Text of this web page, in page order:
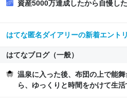
資産5000万達成したから自慢し
はてな匿名ダイアリーの新着エント
はてなブログ（一般）
温泉に入った後、布団の上で能
ら、ゆっくりと時間をかけて生